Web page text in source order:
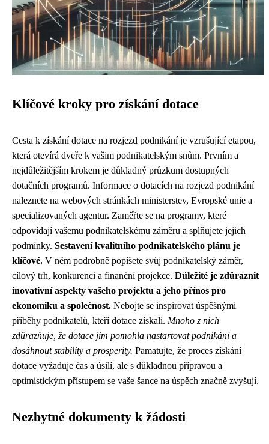
Klíčové kroky pro získání dotace
Cesta k získání dotace na rozjezd podnikání je vzrušující etapou,
která otevírá dveře k vašim podnikatelským snům. Prvním a
nejdůležitějším krokem je důkladný průzkum dostupných
dotačních programů. Informace o dotacích na rozjezd podnikání
naleznete na webových stránkách ministerstev, Evropské unie a
specializovaných agentur. Zaměřte se na programy, které
odpovídají vašemu podnikatelskému záměru a splňujete jejich
podmínky. Sestavení kvalitního podnikatelského plánu je
klíčové. V něm podrobně popíšete svůj podnikatelský záměr,
cílový trh, konkurenci a finanční projekce. Důležité je zdůraznit
inovativní aspekty vašeho projektu a jeho přínos pro
ekonomiku a společnost. Nebojte se inspirovat úspěšnými
příběhy podnikatelů, kteří dotace získali. Mnoho z nich
zdůrazňuje, že dotace jim pomohla nastartovat podnikání a
dosáhnout stability a prosperity. Pamatujte, že proces získání
dotace vyžaduje čas a úsilí, ale s důkladnou přípravou a
optimistickým přístupem se vaše šance na úspěch značně zvyšují.
Nezbytné dokumenty k žádosti